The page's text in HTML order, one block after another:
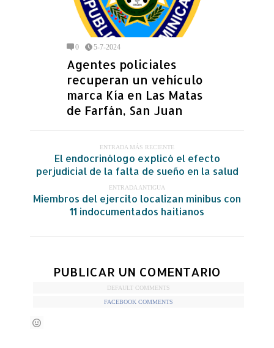
0 5-7-2024
Agentes policiales
recuperan un vehículo
marca Kía en Las Matas
de Farfán, San Juan
ENTRADA MÁS RECIENTE
El endocrinólogo explicó el efecto
perjudicial de la falta de sueño en la salud
ENTRADA ANTIGUA
Miembros del ejercito localizan minibus con
11 indocumentados haitianos
PUBLICAR UN COMENTARIO
DEFAULT COMMENTS
FACEBOOK COMMENTS